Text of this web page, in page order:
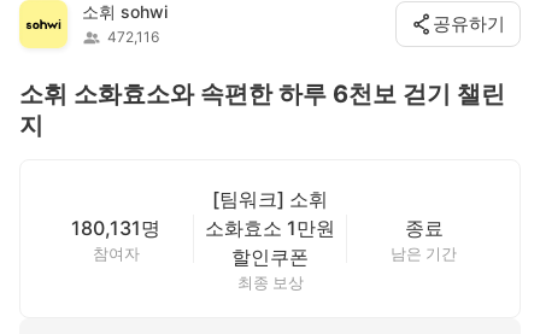
소휘 sohwi
472,116
공유하기
소휘 소화효소와 속편한 하루 6천보 걷기 챌린
지
180,131명
참여자
[팀워크] 소휘
소화효소 1만원
할인쿠폰
최종 보상
종료
남은 기간